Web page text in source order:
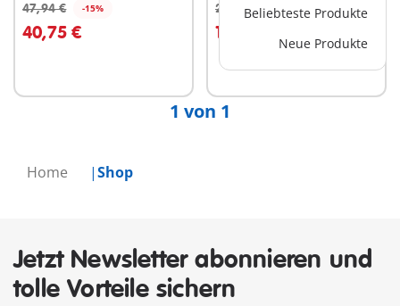
Home Shop
Beliebteste Produkte
Neue Produkte
47,94 € -15%
40,75 €
In den Warenkorb
204,96 € -15%
174,22 €
In den Warenkorb
1 von 1
Jetzt Newsletter abonnieren und
tolle Vorteile sichern